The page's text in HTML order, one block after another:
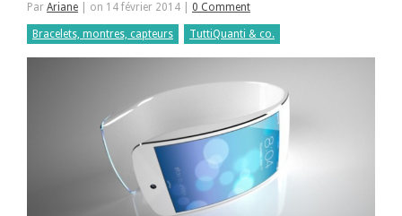
Par Ariane on 14 février 2014 0 Comment
Bracelets, montres, capteurs TuttiQuanti & co.